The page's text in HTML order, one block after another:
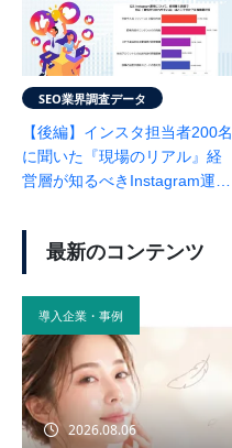
査！）
SEO業界調査データ
【後編】インスタ担当者200名
に聞いた『現場のリアル』経
営層が知るべきInstagram運用
ram白書」無料提供中
最新のコンテンツ
導入企業・事例
2026.08.06